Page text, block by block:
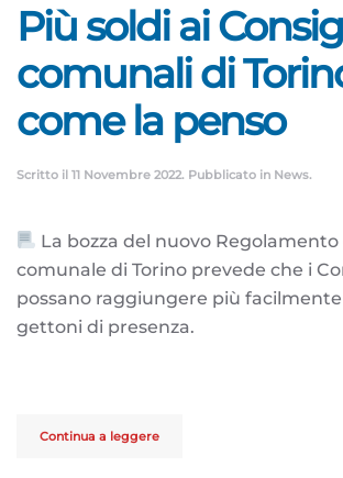
Più soldi ai
comunali di
come la penso
Scritto il 11 Novembre 2022. Pubblicato in News.
La bozza del nuovo
comunale di Torino prevede che i
possano raggiungere più
gettoni di presenza.
Continua a leggere